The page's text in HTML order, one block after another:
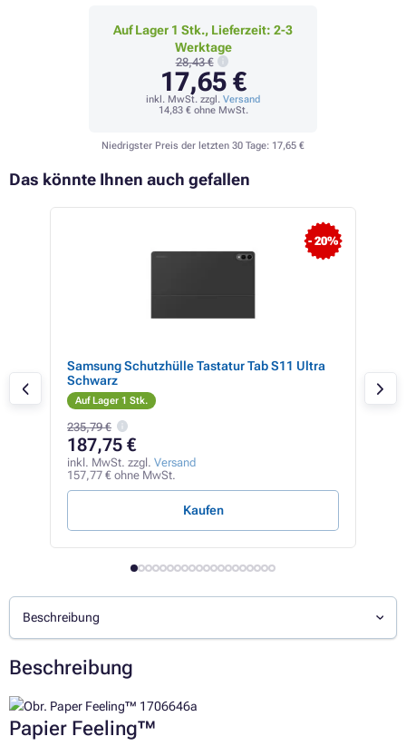
Auf Lager 1 Stk., Lieferzeit: 2-3
Werktage
28,43 €
17,65 €
inkl. MwSt. zzgl. Versand
14,83 €ohne MwSt.
Niedrigster Preis der letzten 30 Tage: 17,65 €
Das könnte Ihnen auch gefallen
- 20%
Samsung Schutzhülle Tastatur Tab S11 Ultra
Schwarz
Auf Lager 1 Stk.
235,79 €
187,75 €
inkl. MwSt. zzgl. Versand
157,77 € ohne MwSt.
Kaufen
Beschreibung
Beschreibung
Papier Feeling™